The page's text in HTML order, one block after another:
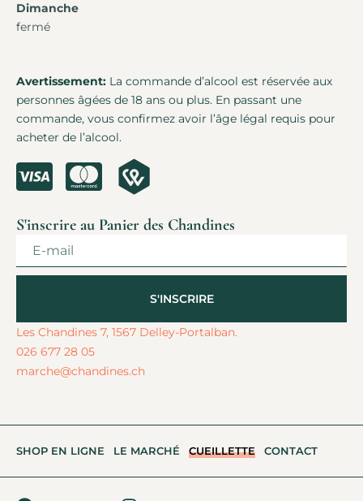
Dimanche
fermé
Avertissement: La commande d’alcool est réservée aux
personnes âgées de 18 ans ou plus. En passant une
commande, vous confirmez avoir l’âge légal requis pour
acheter de l’alcool.
S'inscrire au Panier des Chandines
S'INSCRIRE
Alternative:
Les Chandines 7, 1567 Delley-Portalban.
026 677 28 05
marche@chandines.ch
SHOP EN LIGNE LE MARCHÉ CUEILLETTE CONTACT